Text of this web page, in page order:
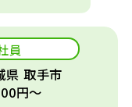
員
県 取手市
円～